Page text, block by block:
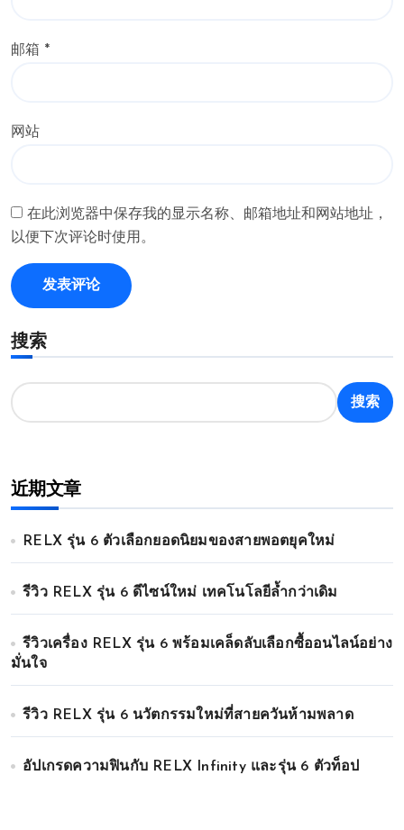
邮箱 *
网站
在此浏览器中保存我的显示名称、邮箱地址和网站地址，
以便下次评论时使用。
搜索
搜索
近期文章
RELX รุ่น 6 ตัวเลือกยอดนิยมของสายพอตยุคใหม่
รีวิว RELX รุ่น 6 ดีไซน์ใหม่ เทคโนโลยีล้ำกว่าเดิม
รีวิวเครื่อง RELX รุ่น 6 พร้อมเคล็ดลับเลือกซื้ออนไลน์อย่าง
มั่นใจ
รีวิว RELX รุ่น 6 นวัตกรรมใหม่ที่สายควันห้ามพลาด
อัปเกรดความฟินกับ RELX Infinity และรุ่น 6 ตัวท็อป